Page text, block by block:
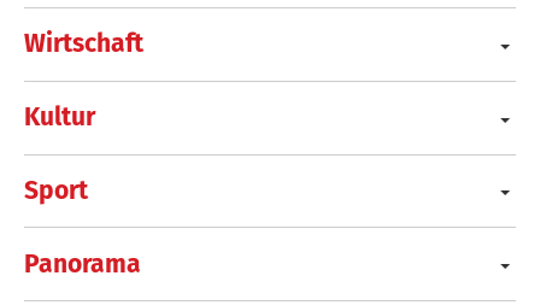
Wirtschaft
Kultur
Sport
Panorama